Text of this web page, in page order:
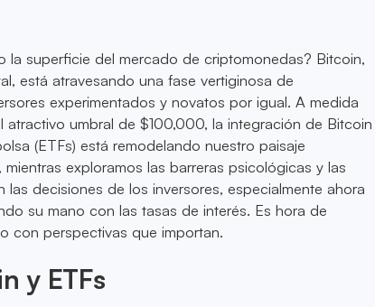
la superficie del mercado de criptomonedas? Bitcoin,
está atravesando una fase vertiginosa de
experimentados y novatos por igual. A medida
umbral de $100,000, la integración de Bitcoin
(ETFs) está remodelando nuestro paisaje
exploramos las barreras psicológicas y las
decisiones de los inversores, especialmente ahora
su mano con las tasas de interés. Es hora de
con perspectivas que importan.
y ETFs